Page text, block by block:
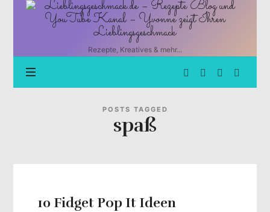
Lieblingsgeschmack.de
Rezepte
und
YouTube
Kanal
Rezepte, Kreatives & mehr...
POSTS TAGGED
spaß
10 Fidget Pop It Ideen